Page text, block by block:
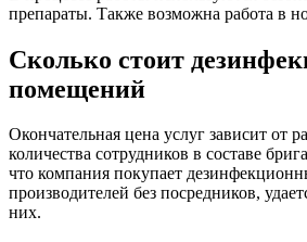
препараты. Также возможна работа в
Сколько стоит
помещений
Окончательная цена услуг зависит от
количества сотрудников в составе
что компания покупает
производителей без посредников,
них.